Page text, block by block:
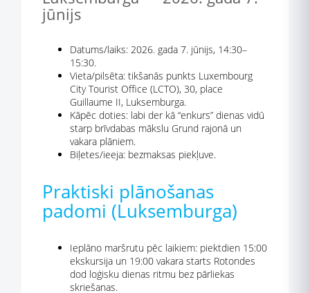
jūnijs
Datums/laiks: 2026. gada 7. jūnijs, 14:30–
15:30.
Vieta/pilsēta: tikšanās punkts Luxembourg
City Tourist Office (LCTO), 30, place
Guillaume II, Luksemburga.
Kāpēc doties: labi der kā “enkurs” dienas vidū
starp brīvdabas mākslu Grund rajonā un
vakara plāniem.
Biļetes/ieeja: bezmaksas piekļuve.
Praktiski plānošanas
padomi (Luksemburga)
Ieplāno maršrutu pēc laikiem: piektdien 15:00
ekskursija un 19:00 vakara starts Rotondes
dod loģisku dienas ritmu bez pārliekas
skriešanas.